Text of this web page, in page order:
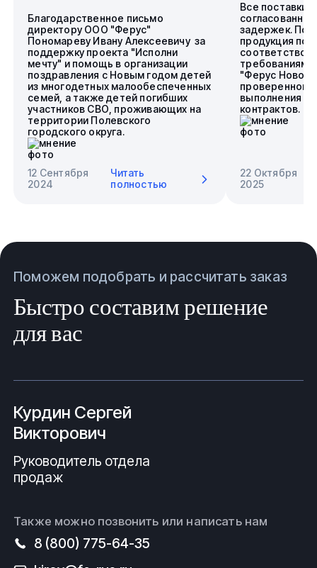
Благодарственное письмо
директору ООО "Ферус"
Пономареву Ивану Алексеевичу за
поддержку проекта "Исполни
мечту" и помощь в организации
поздравления с Новым годом детей
из многодетных малообеспеченных
семей, а также детей погибших
участников СВО, проживающих на
территории Полевского
городского округа.
12 Сентября
2024
Читать
полностью
Все поставки
задержек.
продукция
требованиям.
"Ферус
проверенного
выполнения
контрактов.
22 Октября
2025
Поможем подобрать и рассчитать заказ
Быстро составим решение
для вас
Курдин Сергей
Викторович
Руководитель отдела
продаж
Также можно позвонить или написать нам
8 (800) 775-64-35